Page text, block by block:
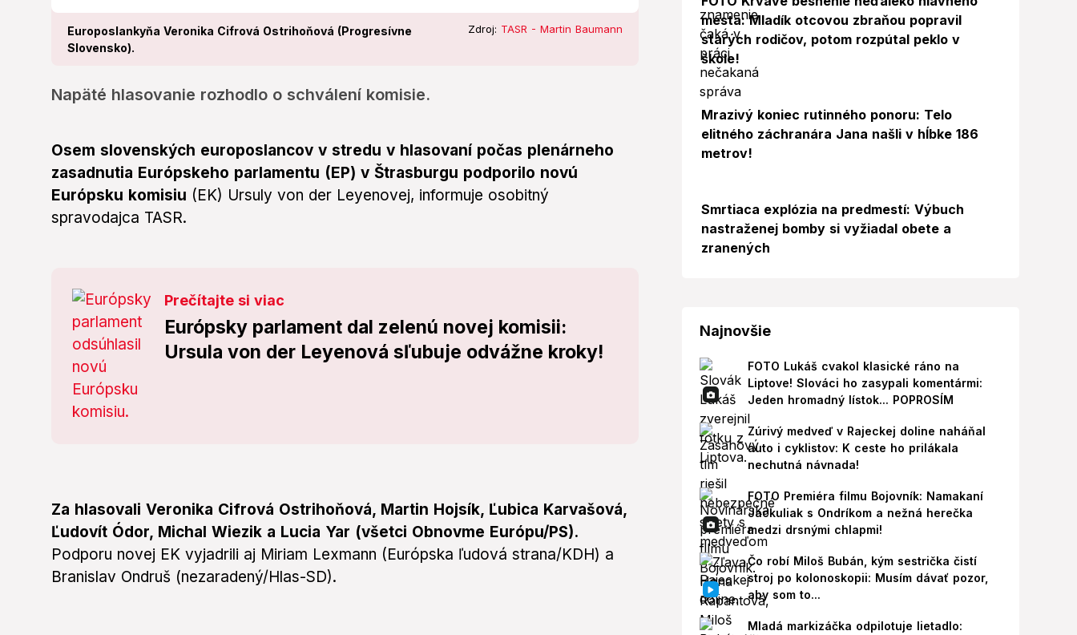
Europoslankyňa Veronika Cifrová Ostrihoňová (Progresívne
Slovensko).
Zdroj: TASR - Martin Baumann
Napäté hlasovanie rozhodlo o schválení komisie.
Osem slovenských europoslancov v stredu v hlasovaní počas plenárneho
zasadnutia Európskeho parlamentu (EP) v Štrasburgu podporilo novú
Európsku komisiu (EK) Ursuly von der Leyenovej, informuje osobitný
spravodajca TASR.
Prečítajte si viac
Európsky parlament dal zelenú novej komisii:
Ursula von der Leyenová sľubuje odvážne kroky!
Za hlasovali Veronika Cifrová Ostrihoňová, Martin Hojsík, Ľubica Karvašová,
Ľudovít Ódor, Michal Wiezik a Lucia Yar (všetci Obnovme Európu/PS).
Podporu novej EK vyjadrili aj Miriam Lexmann (Európska ľudová strana/KDH) a
Branislav Ondruš (nezaradený/Hlas-SD).
mesta: Mladík otcovou zbraňou popravil
starých rodičov, potom rozpútal peklo v
škole!
Mrazivý koniec rutinného ponoru: Telo
elitného záchranára Jana našli v hĺbke 186
metrov!
Smrtiaca explózia na predmestí: Výbuch
nastraženej bomby si vyžiadal obete a
zranených
Najnovšie
FOTO Lukáš cvakol klasické ráno na
Liptove! Slováci ho zasypali komentármi:
Jeden hromadný lístok... POPROSÍM
Zúrivý medveď v Rajeckej doline naháňal
auto i cyklistov: K ceste ho prilákala
nechutná návnada!
FOTO Premiéra filmu Bojovník: Namakaní
Jackuliak s Ondríkom a nežná herečka
medzi drsnými chlapmi!
Čo robí Miloš Bubán, kým sestrička čistí
stroj po kolonoskopii: Musím dávať pozor,
aby som to...
Mladá markizáčka odpilotuje lietadlo: